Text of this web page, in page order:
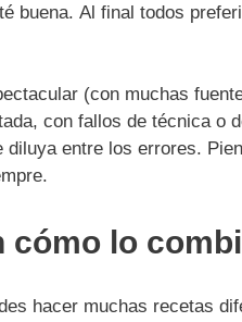
buena. Al final todos
(con muchas
con fallos de técnica o
entre los errores.
cómo lo
hacer muchas recetas